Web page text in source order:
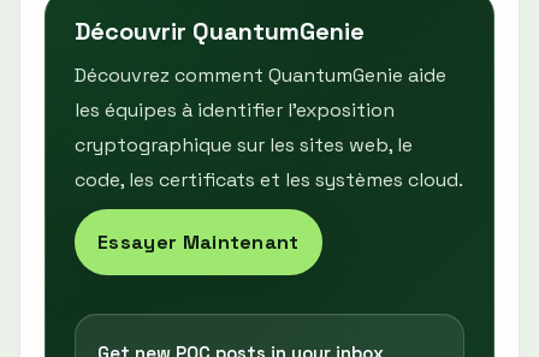
Découvrir QuantumGenie
Découvrez comment QuantumGenie aide
les équipes à identifier l’exposition
cryptographique sur les sites web, le
code, les certificats et les systèmes cloud.
Essayer Maintenant